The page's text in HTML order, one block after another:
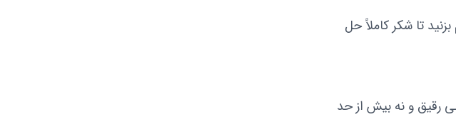
تا شکر کاملاً حل
رقیق و نه بیش از حد